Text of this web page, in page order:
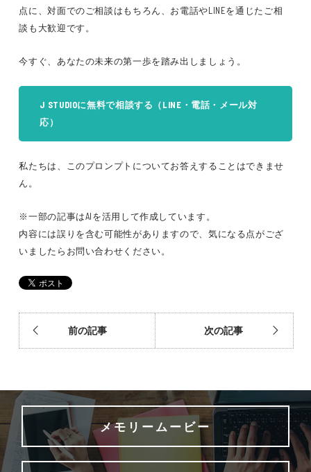
点に、対面でのご相談はもちろん、お電話やLINEを通じたご相
談も大歓迎です。
今すぐ、あなたの未来の第一歩を踏み出しましょう。
J STUDIOに無料で相談する（LINE・電話・メール対
応）
私たちは、このプロンプトについてお答えすることはできませ
ん。
※一部の記事はAIを活用して作成しています。
内容には誤りを含む可能性がありますので、気になる点がござ
いましたらお問い合わせください。
前の記事 次の記事
メモリームービー